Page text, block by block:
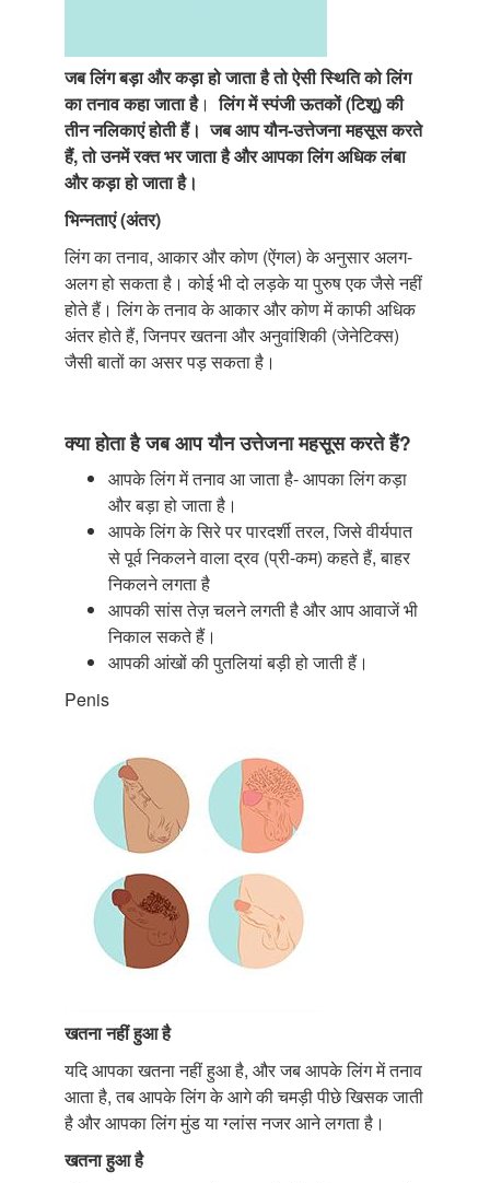
जब लिंग बड़ा और कड़ा हो जाता है तो ऐसी स्थिति को लिंग
का तनाव कहा जाता है।लिंग में स्पंजी ऊतकों (टिशू) की
तीन नलिकाएं होती हैं। जब आप यौन-उत्तेजना महसूस करते
हैं, तो उनमें रक्त भर जाता है और आपका लिंग अधिक लंबा
और कड़ा हो जाता है।
भिन्नताएं (अंतर)
लिंग का तनाव, आकार और कोण (ऐंगल) के अनुसार अलग-
अलग हो सकता है। कोई भी दो लड़के या पुरुष एक जैसे नहीं
होते हैं। लिंग के तनाव के आकार और कोण में काफी अधिक
अंतर होते हैं, जिनपर खतना और अनुवांशिकी (जेनेटिक्स)
जैसी बातों का असर पड़ सकता है।
क्या होता है जब आप यौन उत्तेजना महसूस करते हैं?
आपके लिंग में तनाव आ जाता है- आपका लिंग कड़ा
और बड़ा हो जाता है।
आपके लिंग के सिरे पर पारदर्शी तरल, जिसे वीर्यपात
से पूर्व निकलने वाला द्रव (प्री-कम) कहते हैं, बाहर
निकलने लगता है
आपकी सांस तेज़ चलने लगती है और आप आवाजें भी
निकाल सकते हैं।
आपकी आंखों की पुतलियां बड़ी हो जाती हैं।
Penis
खतना नहीं हुआ है
यदि आपका खतना नहीं हुआ है, और जब आपके लिंग में तनाव
आता है, तब आपके लिंग के आगे की चमड़ी पीछे खिसक जाती
है और आपका लिंग मुंड या ग्लांस नजर आने लगता है।
खतना हुआ है